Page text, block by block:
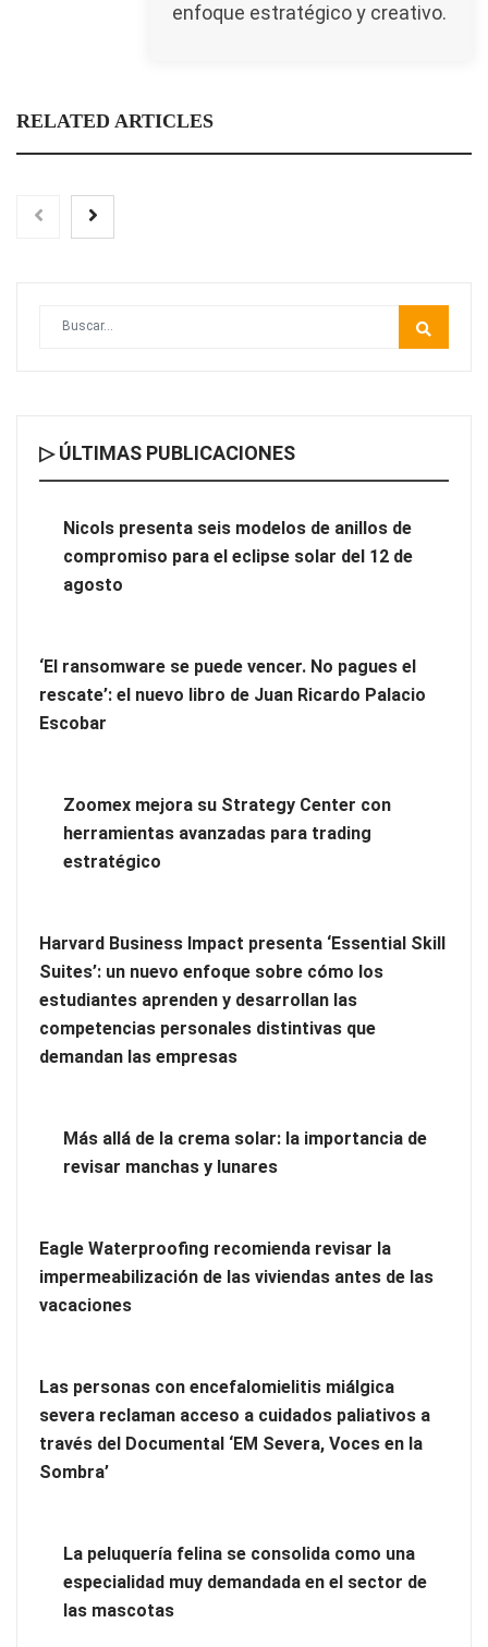
enfoque estratégico y creativo.
RELATED ARTICLES
¿Tienes un apartamento turístico y quieres contratar limpieza
profesional?
Limpieza de oficinas: contrata una empresa especializada
▷ ÚLTIMAS PUBLICACIONES
Nicols presenta seis modelos de anillos de
compromiso para el eclipse solar del 12 de
agosto
‘El ransomware se puede vencer. No pagues el
rescate’: el nuevo libro de Juan Ricardo Palacio
Escobar
Zoomex mejora su Strategy Center con
herramientas avanzadas para trading
estratégico
Harvard Business Impact presenta ‘Essential Skill
Suites’: un nuevo enfoque sobre cómo los
estudiantes aprenden y desarrollan las
competencias personales distintivas que
demandan las empresas
Más allá de la crema solar: la importancia de
revisar manchas y lunares
Eagle Waterproofing recomienda revisar la
impermeabilización de las viviendas antes de las
vacaciones
Las personas con encefalomielitis miálgica
severa reclaman acceso a cuidados paliativos a
través del Documental ‘EM Severa, Voces en la
Sombra’
La peluquería felina se consolida como una
especialidad muy demandada en el sector de
las mascotas